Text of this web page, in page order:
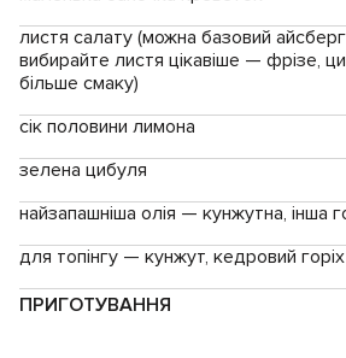
листя салату (можна базовий
вибирайте листя цікавіше — фрізе,
більше смаку)
сік половини лимона
зелена цибуля
найзапашніша олія — ​​кунжутна, інша
для топінгу — кунжут, кедровий горіх
ПРИГОТУВАННЯ